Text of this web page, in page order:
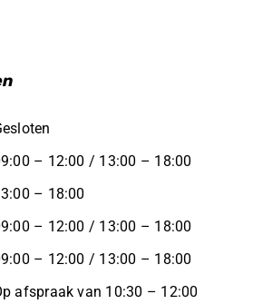
– 12:00 / 13:00 – 18:00
– 18:00
– 12:00 / 13:00 – 18:00
– 12:00 / 13:00 – 18:00
afspraak van 10:30 – 12:00